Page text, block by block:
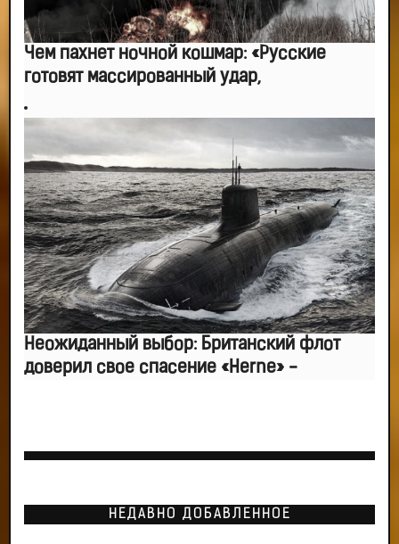
Чем пахнет ночной кошмар: «Русские
готовят массированный удар,
Неожиданный выбор: Британский флот
доверил свое спасение «Herne» -
НЕДАВНО ДОБАВЛЕННОЕ